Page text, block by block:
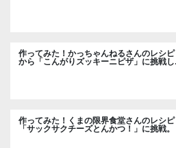
作ってみた！かっちゃんねるさんのレシピ
から「こんがりズッキーニピザ」に挑戦し
作ってみた！くまの限界食堂さんのレシピ
「サックサクチーズとんかつ！」に挑戦。